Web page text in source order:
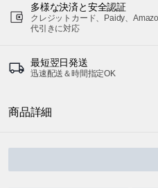
多様な決済と安全認証
クレジットカード、Paidy、
代引きに対応
最短翌日発送
迅速配送＆時間指定OK
商品詳細